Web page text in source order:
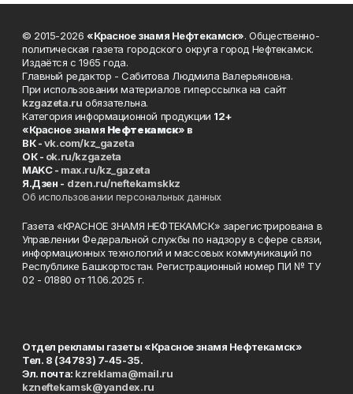
© 2015-2026 «Красное знамя Нефтекамск». Общественно-
политическая газета городского округа город Нефтекамск.
Издаётся с 1965 года.
Главный редактор - Сабитова Людмила Валерьяновна.
При использовании материалов гиперссылка на сайт
kzgazeta.ru обязательна.
Категория информационной продукции 12+
«Красное знамя Нефтекамск» в
ВК -vk.com/kz_gazeta
ОК - ok.ru/kzgazeta
MAKC - max.ru/kz_gazeta
Я.Дзен - dzen.ru/neftekamskkz
Об использовании персональных данных
Газета «КРАСНОЕ ЗНАМЯ НЕФТЕКАМСК» зарегистрирована в
Управлении Федеральной службы по надзору в сфере связи,
информационных технологий и массовых коммуникаций по
Республике Башкортостан. Регистрационный номер ПИ № ТУ
02 - 01880 от 11.06.2025 г.
Отдел рекламы газеты «Красное знамя Нефтекамск»
Тел. 8 (34783) 7-45-35.
Эл. почта: kzreklama@mail.ru
kzneftekamsk@yandex.ru